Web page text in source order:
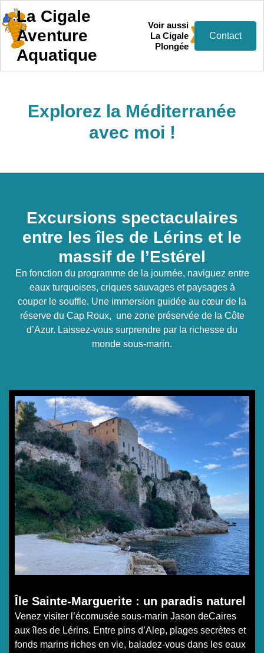
La Cigale
Aventure
Aquatique
Voir aussi
La Cigale
Plongée
Contact
Explorez la Méditerranée
avec moi !
Excursions spectaculaires
entre les îles de Lérins et le
massif de l’Estérel
En fonction du programme de la journée, naviguez entre
eaux turquoises, criques sauvages et paysages à
couper le souffle. Une immersion guidée au cœur de la
réserve du Cap Roux, une zone préservée de la Côte
d’Azur. Laissez-vous surprendre par la richesse du
monde sous-marin.
Île Sainte-Marguerite : un paradis naturel
Venez visiter l’écomusée sous-marin Jason deCaires
aux îles de Lérins. Entre pins d’Alep, plages secrètes et
fonds marins riches en vie, baladez-vous dans les eaux